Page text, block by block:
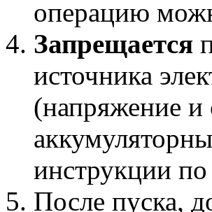
операцию
Запрещается
источника
(напряжение и
инструкции по
После пуска,